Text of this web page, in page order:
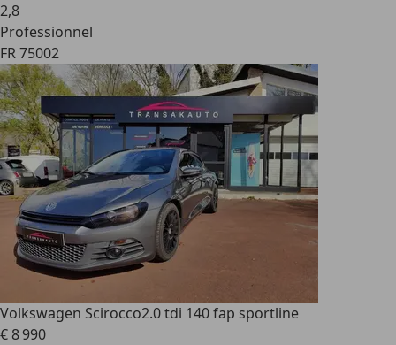
2,8
Professionnel
FR 75002
Volkswagen Scirocco2.0 tdi 140 fap sportline
€ 8 990